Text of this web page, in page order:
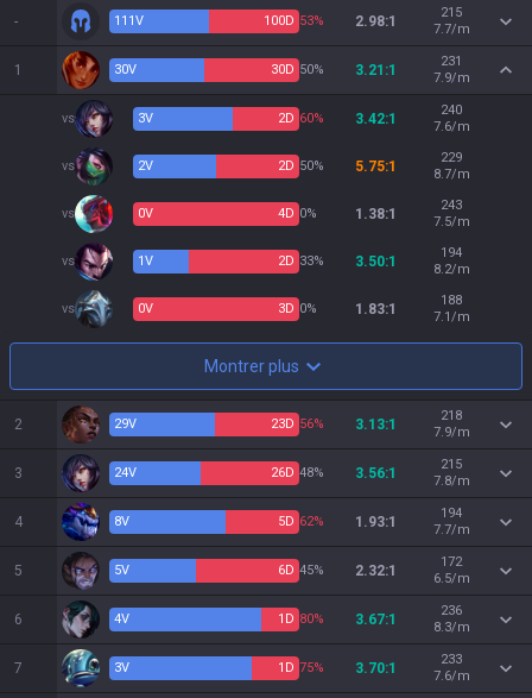
- 111V 100D 53% 2.98:1
215
7.7/m
1 30V 30D 50% 3.21:1
231
7.9/m
vs 3V 2D 60% 3.42:1
240
7.6/m
vs 2V 2D 50% 5.75:1
229
8.7/m
vs 0V 4D 0% 1.38:1
243
7.5/m
vs 1V 2D 33% 3.50:1
194
8.2/m
vs 0V 3D 0% 1.83:1
188
7.1/m
Montrer plus
2 29V 23D 56% 3.13:1
218
7.9/m
3 24V 26D 48% 3.56:1
215
7.8/m
4 8V 5D 62% 1.93:1
194
7.7/m
5 5V 6D 45% 2.32:1
172
6.5/m
6 4V 1 D 80% 3.67:1
236
8.3/m
7 3V 1 D 75% 3.70:1
233
7.6/m